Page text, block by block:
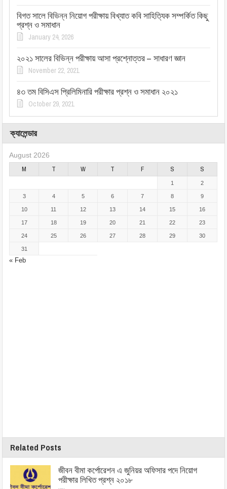
বিগত সালে বিভিন্ন নিয়োগ পরীক্ষায় বিখ্যাত কবি সাহিত্যিক সম্পর্কিত কিছু
প্রশ্ন ও সমাধান
January 24, 2026
২০২১ সালের বিভিন্ন পরীক্ষায় আসা প্রশ্নোত্তর – সাধারণ জ্ঞান
November 22, 2021
৪৩ তম বিসিএস প্রিলিমিনারি পরীক্ষার প্রশ্ন ও সমাধান ২০২১
October 29, 2021
ক্যালেন্ডার
August 2026
M T W T F S S
« Feb
1 2
3 4 5 6 7 8 9
10 11 12 13 14 15 16
17 18 19 20 21 22 23
24 25 26 27 28 29 30
31
Related Posts
জীবন বীমা কর্পোরেশন এ জুনিয়র অফিসার পদে নিয়োগ
পরীক্ষার লিখিত প্রশ্ন ২০১৮